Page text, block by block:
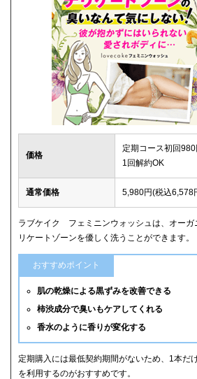
価格
定期コース初回
1回解約OK
通常価格 5,980円(税込6,578
ラブケイク フェミニンウォッシュは、オーガ
リケートゾーンを優しく洗うことができます。
おすすめポイント
肌の乾燥による黒ずみを改善できる
柿渋成分で臭いもケアしてくれる
香水のように香りが変化する
定期購入には最低契約期間がないため、1本だ
を利用するのがおすすめです。